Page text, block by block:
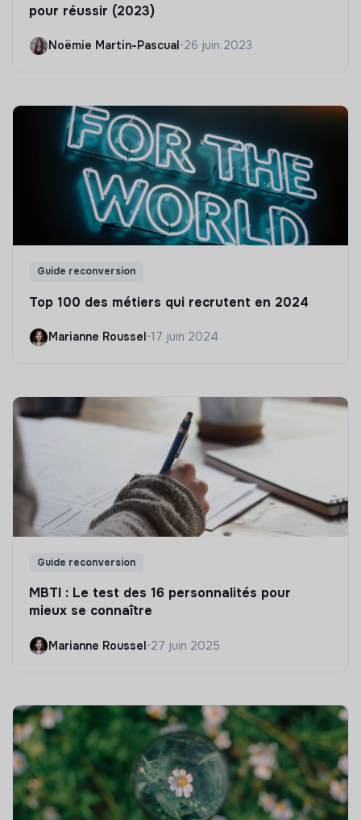
pour réussir (2023)
Noëmie Martin-Pascual •26 juin 2023
Guide reconversion
Top 100 des métiers qui recrutent en 2024
Marianne Roussel•17 juin 2024
Guide reconversion
MBTI : Le test des 16 personnalités pour
mieux se connaître
Marianne Roussel•27 juin 2025